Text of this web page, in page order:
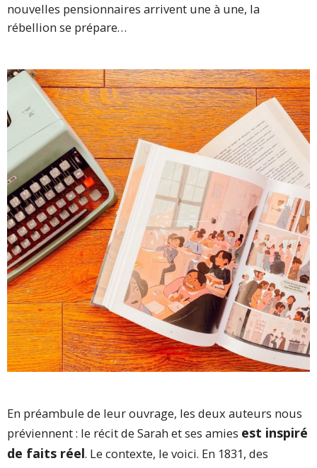
nouvelles pensionnaires arrivent une à une, la
rébellion se prépare…
En préambule de leur ouvrage, les deux auteurs nous
préviennent : le récit de Sarah et ses amies est inspiré
de faits réel. Le contexte, le voici. En 1831, des